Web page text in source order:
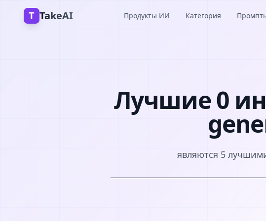
T TakeAI Продукты ИИ Категория
Лучшие 0
являются 5